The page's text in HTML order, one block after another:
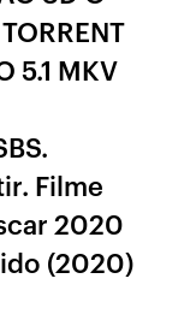
5.1 MKV
Filme
2020
(2020)